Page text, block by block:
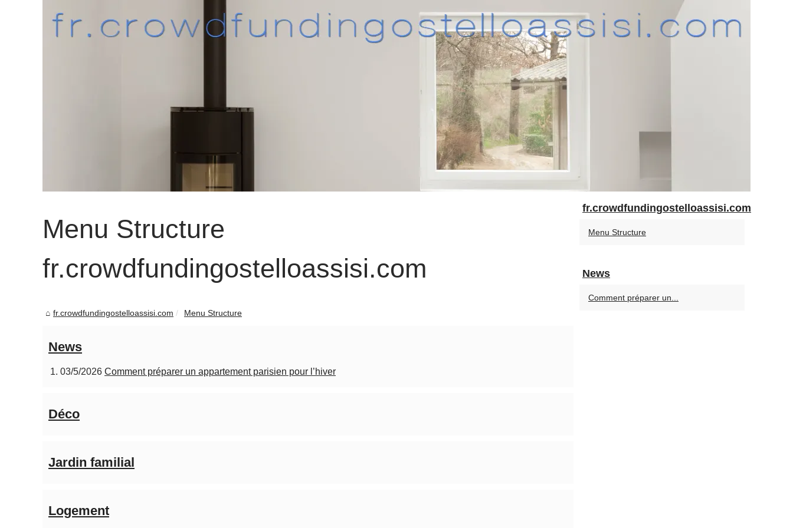
Menu Structure
fr.crowdfundingostelloassisi.com
fr.crowdfundingostelloassisi.com Menu Structure
News
03/5/2026 Comment préparer un appartement parisien pour l’hiver
Déco
Jardin familial
Logement
fr.crowdfundingostelloassisi.com
Menu Structure
News
Comment préparer un...